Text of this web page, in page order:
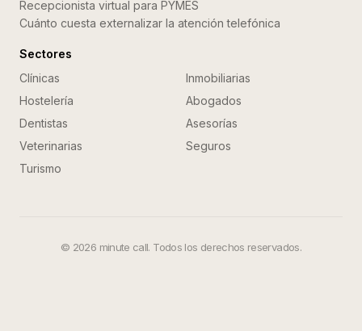
Recepcionista virtual para PYMES
Cuánto cuesta externalizar la atención telefónica
Sectores
Clínicas
Inmobiliarias
Hostelería
Abogados
Dentistas
Asesorías
Veterinarias
Seguros
Turismo
© 2026 minute call. Todos los derechos reservados.